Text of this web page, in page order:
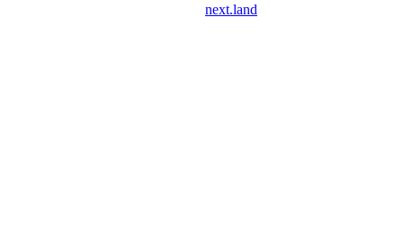
next.land